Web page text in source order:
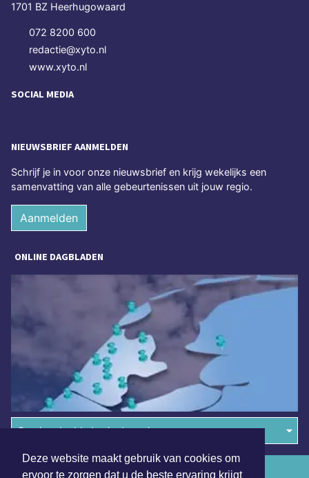
Deze website maakt gebruik van cookies om
ervoor te zorgen dat u de beste ervaring krijgt
1701 BZ Heerhugowaard
072 8200 600
redactie@xyto.nl
www.xyto.nl
SOCIAL MEDIA
NIEUWSBRIEF AANMELDEN
Schrijf je in voor onze nieuwsbrief en krijg wekelijks een
samenvatting van alle gebeurtenissen uit jouw regio.
Aanmelden
ONLINE DAGBLADEN
Overige dagbladen in de regio
Algemene voorwaarden